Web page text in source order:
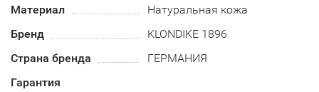
Материал
Натуральная кожа
Бренд
KLONDIKE 1896
Страна бренда
ГЕРМАНИЯ
Гарантия